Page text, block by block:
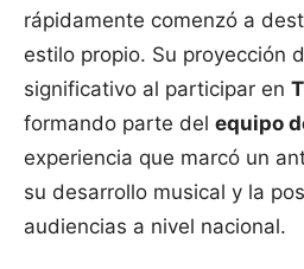
rápidamente comenzó a
estilo propio. Su proyección
significativo al participar en
formando parte del equipo
experiencia que marcó un
su desarrollo musical y la
audiencias a nivel nacional.